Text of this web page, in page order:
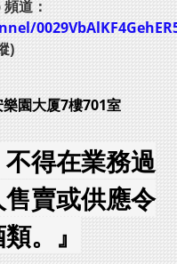
道：
)
園大厦7樓701室
不得在業務過
賣或供應令
。』